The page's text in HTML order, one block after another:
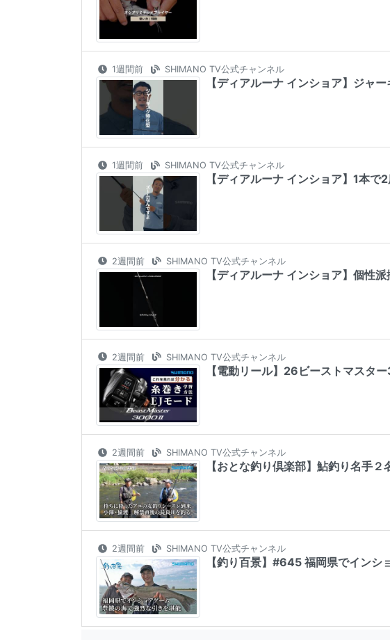
1週間前 SHIMANO TV公式チャンネル
【ディアルーナ インショア】ジ
1週間前 SHIMANO TV公式チャンネル
【ディアルーナ インショア】1本
2週間前 SHIMANO TV公式チャンネル
【ディアルーナ インショア】個性
2週間前 SHIMANO TV公式チャンネル
【電動リール】26ビーストマスタ
2週間前 SHIMANO TV公式チャンネル
【おとな釣り倶楽部】鮎釣り名手
2週間前 SHIMANO TV公式チャンネル
【釣り百景】#645 福岡県でイン